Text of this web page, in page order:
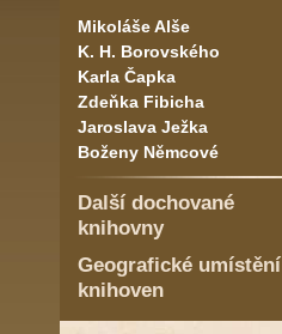
Mikoláše Alše
K. H. Borovského
Karla Čapka
Zdeňka Fibicha
Jaroslava Ježka
Boženy Němcové
Další dochované
knihovny
Geografické umístění
knihoven